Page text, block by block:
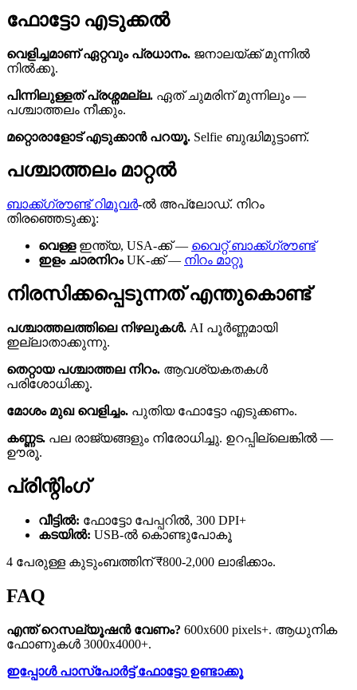
ഫോട്ടോ എടുക്കല്‍
വെളിച്ചമാണ് ഏറ്റവും പ്രധാനം. ജനാലയ്ക്ക് മുന്നില്‍
നില്‍ക്കൂ.
പിന്നിലുള്ളത് പ്രശ്നമല്ല. ഏത് ചുമരിന് മുന്നിലും —
പശ്ചാത്തലം നീക്കും.
മറ്റൊരാളോട് എടുക്കാന്‍ പറയൂ. Selfie ബുദ്ധിമുട്ടാണ്.
പശ്ചാത്തലം മാറ്റല്‍
ബാക്ക്ഗ്രൗണ്ട് റിമൂവര്‍-ല്‍ അപ്ലോഡ്. നിറം
തിരഞ്ഞെടുക്കൂ:
വെള്ളഇന്ത്യ, USA-ക്ക് — വൈറ്റ് ബാക്ക്ഗ്രൗണ്ട്
ഇളം ചാരനിറംUK-ക്ക് — നിറം മാറ്റൂ
നിരസിക്കപ്പെടുന്നത് എന്തുകൊണ്ട്
പശ്ചാത്തലത്തിലെ നിഴലുകള്‍. AI പൂര്‍ണ്ണമായി
ഇല്ലാതാക്കുന്നു.
തെറ്റായ പശ്ചാത്തല നിറം. ആവശ്യകതകള്‍
പരിശോധിക്കൂ.
മോശം മുഖ വെളിച്ചം. പുതിയ ഫോട്ടോ എടുക്കണം.
കണ്ണട. പല രാജ്യങ്ങളും നിരോധിച്ചു. ഉറപ്പില്ലെങ്കില്‍ —
ഊരൂ.
പ്രിന്റിംഗ്
വീട്ടില്‍: ഫോട്ടോ പേപ്പറില്‍, 300 DPI+
കടയില്‍: USB-ല്‍ കൊണ്ടുപോകൂ
4 പേരുള്ള കുടുംബത്തിന് ₹800-2,000 ലാഭിക്കാം.
FAQ
എന്ത് റെസല്യൂഷന്‍ വേണം? 600x600 pixels+. ആധുനിക
ഫോണുകള്‍ 3000x4000+.
ഇപ്പോള്‍ പാസ്പോര്‍ട്ട് ഫോട്ടോ ഉണ്ടാക്കൂ